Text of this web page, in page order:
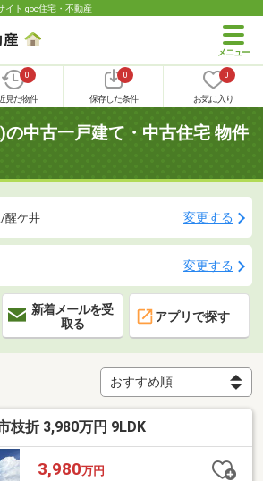
イト goo住宅・不動産
0
見た物件
0
保存した条件
0
お気に入り
中古一戸建て・中古住宅 物件
醒ケ井 変更する
変更する
新着メールを受
取る
アプリで探す
枝折 3,980万円 9LDK
3,980万円